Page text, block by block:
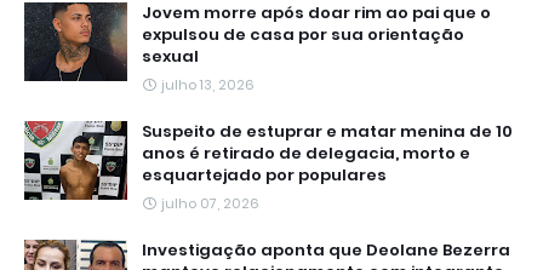
Jovem morre após doar rim ao pai que o
expulsou de casa por sua orientação
sexual
julho 13, 2026
Suspeito de estuprar e matar menina de 10
anos é retirado de delegacia, morto e
esquartejado por populares
julho 07, 2026
Investigação aponta que Deolane Bezerra